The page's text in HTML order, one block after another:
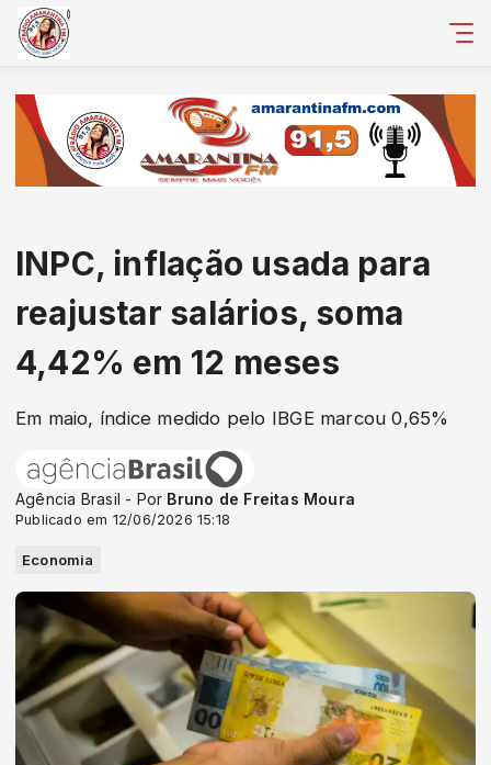
INPC, inflação usada para
reajustar salários, soma
4,42% em 12 meses
Em maio, índice medido pelo IBGE marcou 0,65%
Agência Brasil - Por Bruno de Freitas Moura
Publicado em 12/06/2026 15:18
Economia